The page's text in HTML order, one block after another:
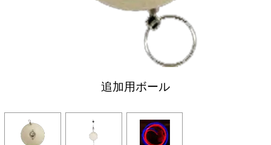
追加用ボール